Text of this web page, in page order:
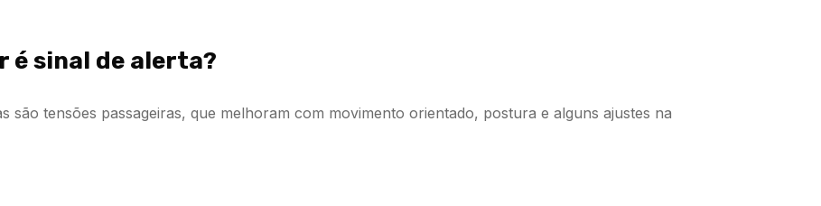
é sinal de alerta?
são tensões passageiras, que melhoram com movimento orientado, postura e alguns ajustes na